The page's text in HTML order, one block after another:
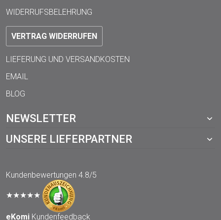
WIDERRUFSBELEHRUNG
VERTRAG WIDERRUFEN
LIEFERUNG UND VERSANDKOSTEN
EMAIL
BLOG
NEWSLETTER
UNSERE LIEFERPARTNER
Kundenbewertungen 4.8/5
★★★★★
eKomi Kundenfeedback